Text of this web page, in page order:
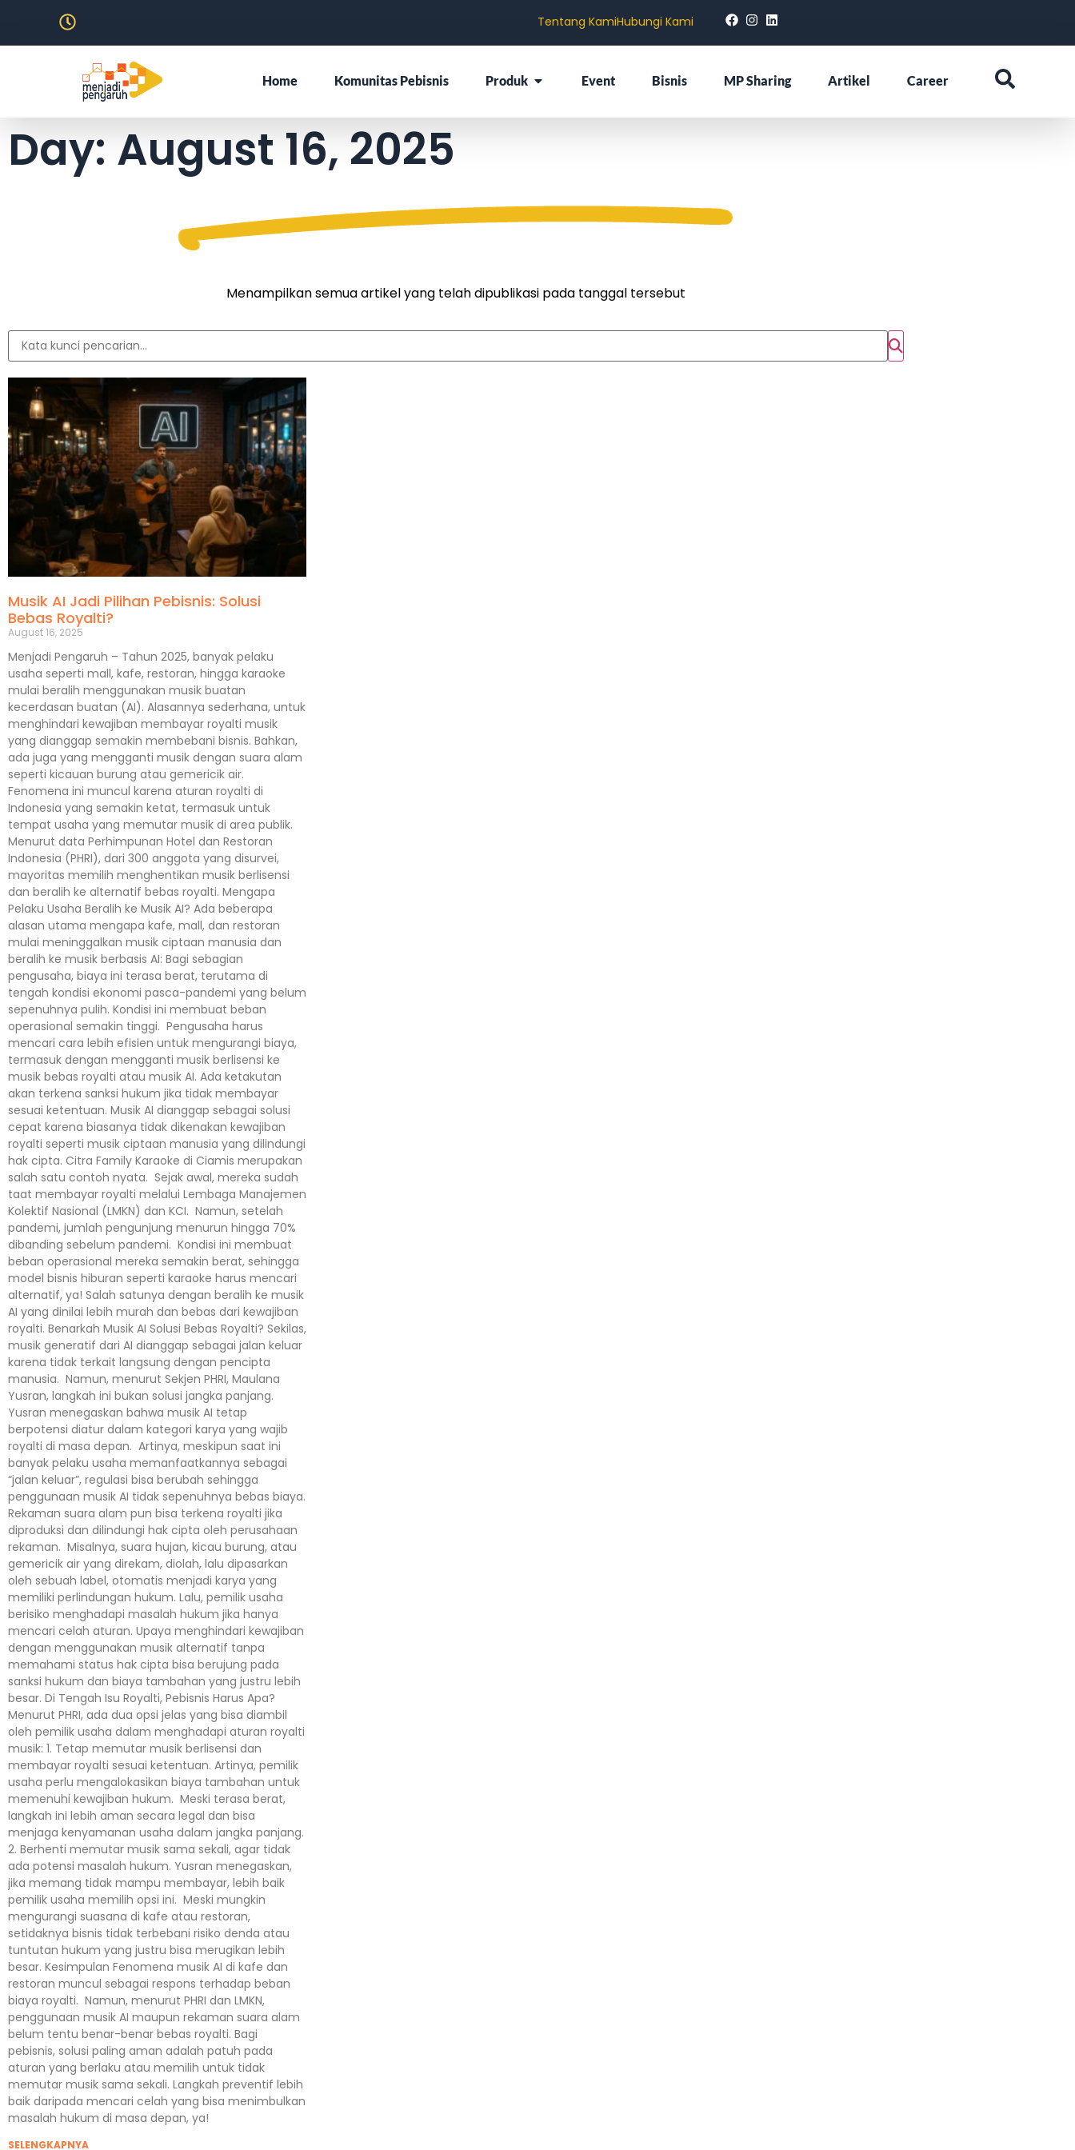
Tentang KamiHubungi Kami
Home Komunitas Pebisnis Produk Event Bisnis MP Sharing Artikel Career
Day: August 16, 2025
Menampilkan semua artikel yang telah dipublikasi pada tanggal tersebut
Musik AI Jadi Pilihan Pebisnis: Solusi
Bebas Royalti?
August 16, 2025
Menjadi Pengaruh – Tahun 2025, banyak pelaku
usaha seperti mall, kafe, restoran, hingga karaoke
mulai beralih menggunakan musik buatan
kecerdasan buatan (AI). Alasannya sederhana, untuk
menghindari kewajiban membayar royalti musik
yang dianggap semakin membebani bisnis. Bahkan,
ada juga yang mengganti musik dengan suara alam
seperti kicauan burung atau gemericik air.
Fenomena ini muncul karena aturan royalti di
Indonesia yang semakin ketat, termasuk untuk
tempat usaha yang memutar musik di area publik.
Menurut data Perhimpunan Hotel dan Restoran
Indonesia (PHRI), dari 300 anggota yang disurvei,
mayoritas memilih menghentikan musik berlisensi
dan beralih ke alternatif bebas royalti. Mengapa
Pelaku Usaha Beralih ke Musik AI? Ada beberapa
alasan utama mengapa kafe, mall, dan restoran
mulai meninggalkan musik ciptaan manusia dan
beralih ke musik berbasis AI: Bagi sebagian
pengusaha, biaya ini terasa berat, terutama di
tengah kondisi ekonomi pasca-pandemi yang belum
sepenuhnya pulih. Kondisi ini membuat beban
operasional semakin tinggi. Pengusaha harus
mencari cara lebih efisien untuk mengurangi biaya,
termasuk dengan mengganti musik berlisensi ke
musik bebas royalti atau musik AI. Ada ketakutan
akan terkena sanksi hukum jika tidak membayar
sesuai ketentuan. Musik AI dianggap sebagai solusi
cepat karena biasanya tidak dikenakan kewajiban
royalti seperti musik ciptaan manusia yang dilindungi
hak cipta. Citra Family Karaoke di Ciamis merupakan
salah satu contoh nyata. Sejak awal, mereka sudah
taat membayar royalti melalui Lembaga Manajemen
Kolektif Nasional (LMKN) dan KCI. Namun, setelah
pandemi, jumlah pengunjung menurun hingga 70%
dibanding sebelum pandemi. Kondisi ini membuat
beban operasional mereka semakin berat, sehingga
model bisnis hiburan seperti karaoke harus mencari
alternatif, ya! Salah satunya dengan beralih ke musik
AI yang dinilai lebih murah dan bebas dari kewajiban
royalti. Benarkah Musik AI Solusi Bebas Royalti? Sekilas,
musik generatif dari AI dianggap sebagai jalan keluar
karena tidak terkait langsung dengan pencipta
manusia. Namun, menurut Sekjen PHRI, Maulana
Yusran, langkah ini bukan solusi jangka panjang.
Yusran menegaskan bahwa musik AI tetap
berpotensi diatur dalam kategori karya yang wajib
royalti di masa depan. Artinya, meskipun saat ini
banyak pelaku usaha memanfaatkannya sebagai
“jalan keluar”, regulasi bisa berubah sehingga
penggunaan musik AI tidak sepenuhnya bebas biaya.
Rekaman suara alam pun bisa terkena royalti jika
diproduksi dan dilindungi hak cipta oleh perusahaan
rekaman. Misalnya, suara hujan, kicau burung, atau
gemericik air yang direkam, diolah, lalu dipasarkan
oleh sebuah label, otomatis menjadi karya yang
memiliki perlindungan hukum. Lalu, pemilik usaha
berisiko menghadapi masalah hukum jika hanya
mencari celah aturan. Upaya menghindari kewajiban
dengan menggunakan musik alternatif tanpa
memahami status hak cipta bisa berujung pada
sanksi hukum dan biaya tambahan yang justru lebih
besar. Di Tengah Isu Royalti, Pebisnis Harus Apa?
Menurut PHRI, ada dua opsi jelas yang bisa diambil
oleh pemilik usaha dalam menghadapi aturan royalti
musik: 1. Tetap memutar musik berlisensi dan
membayar royalti sesuai ketentuan. Artinya, pemilik
usaha perlu mengalokasikan biaya tambahan untuk
memenuhi kewajiban hukum. Meski terasa berat,
langkah ini lebih aman secara legal dan bisa
menjaga kenyamanan usaha dalam jangka panjang.
2. Berhenti memutar musik sama sekali, agar tidak
ada potensi masalah hukum. Yusran menegaskan,
jika memang tidak mampu membayar, lebih baik
pemilik usaha memilih opsi ini. Meski mungkin
mengurangi suasana di kafe atau restoran,
setidaknya bisnis tidak terbebani risiko denda atau
tuntutan hukum yang justru bisa merugikan lebih
besar. Kesimpulan Fenomena musik AI di kafe dan
restoran muncul sebagai respons terhadap beban
biaya royalti. Namun, menurut PHRI dan LMKN,
penggunaan musik AI maupun rekaman suara alam
belum tentu benar-benar bebas royalti. Bagi
pebisnis, solusi paling aman adalah patuh pada
aturan yang berlaku atau memilih untuk tidak
memutar musik sama sekali. Langkah preventif lebih
baik daripada mencari celah yang bisa menimbulkan
masalah hukum di masa depan, ya!
SELENGKAPNYA